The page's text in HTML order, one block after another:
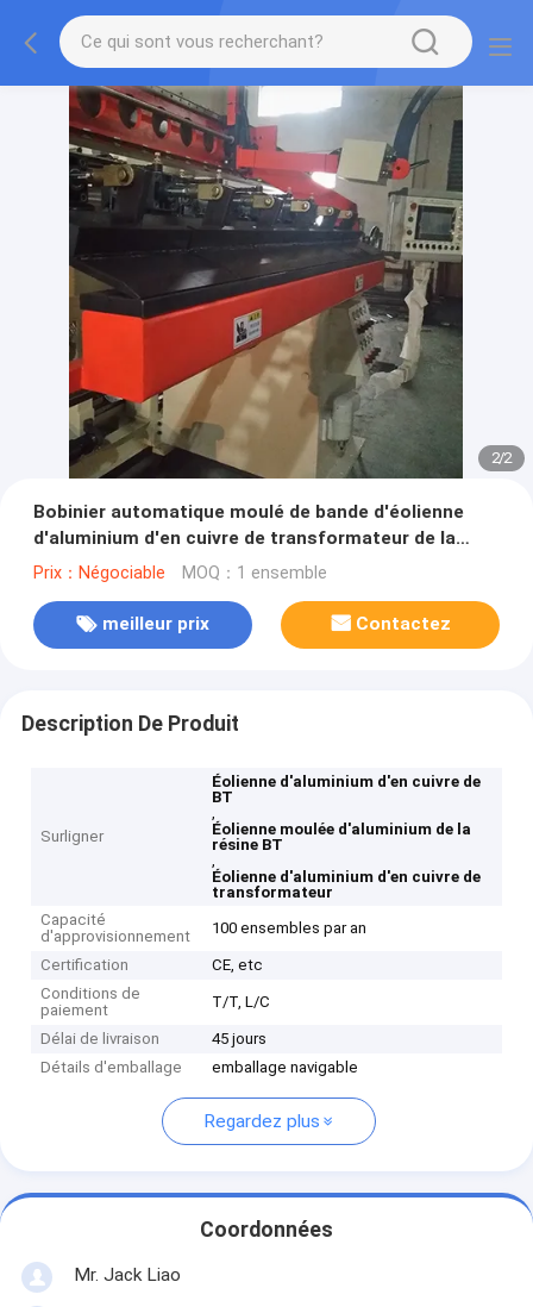
2/2
Bobinier automatique moulé de bande d'éolienne
d'aluminium d'en cuivre de transformateur de la
résine BT
Prix：Négociable MOQ：1 ensemble
meilleur prix Contactez
Description De Produit
Surligner
Éolienne d'aluminium d'en cuivre de
BT
,
Éolienne moulée d'aluminium de la
résine BT
,
Éolienne d'aluminium d'en cuivre de
transformateur
Capacité
d'approvisionnement
100 ensembles par an
Certification
CE, etc
Conditions de
paiement
T/T, L/C
Délai de livraison
45 jours
Détails d'emballage
emballage navigable
Regardez plus
Coordonnées
Mr. Jack Liao